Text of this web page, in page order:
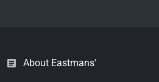
About Eastmans'